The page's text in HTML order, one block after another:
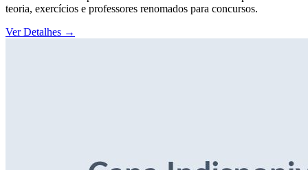
teoria, exercícios e professores renomados para concursos.
Ver Detalhes →